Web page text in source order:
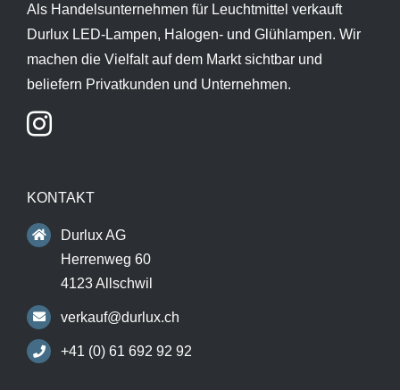
Als Handelsunternehmen für Leuchtmittel verkauft
Durlux LED-Lampen, Halogen- und Glühlampen. Wir
machen die Vielfalt auf dem Markt sichtbar und
beliefern Privatkunden und Unternehmen.
KONTAKT
Durlux AG
Herrenweg 60
4123 Allschwil
verkauf@durlux.ch
+41 (0) 61 692 92 92